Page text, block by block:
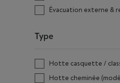
Évacuation externe &
Type
Hotte casquette /
Hotte cheminée